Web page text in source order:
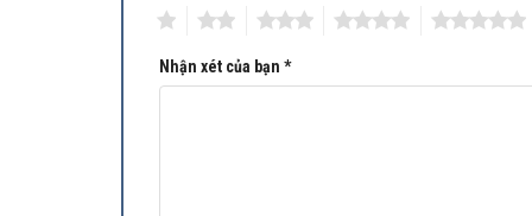
Nhận xét của bạn *